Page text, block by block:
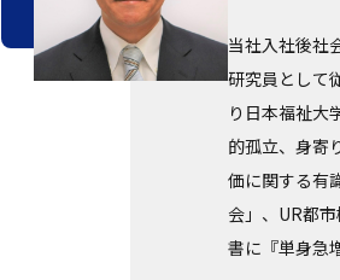
当社入社後社
研究員として
り日本福祉大
的孤立、身寄
価に関する有
会」、UR都
書に『単身急